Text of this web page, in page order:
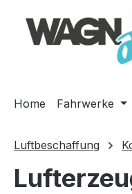
Hauptinhalt springen
Zur Suche springen
Zur Hauptnavigation
Home Fahrwerke
Luftbeschaffung